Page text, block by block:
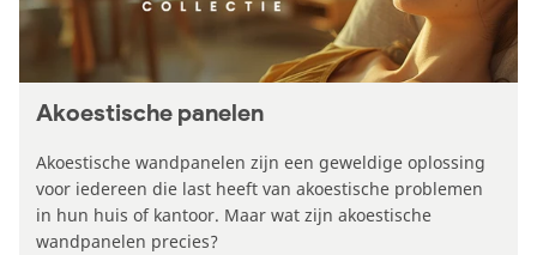
Akoestische panelen
Akoestische wandpanelen zijn een geweldige oplossing
voor iedereen die last heeft van akoestische problemen
in hun huis of kantoor. Maar wat zijn akoestische
wandpanelen precies?